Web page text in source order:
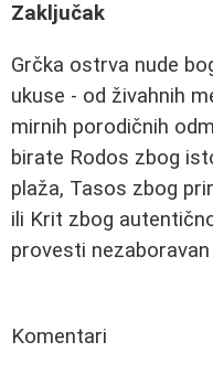
Zaključak
Grčka ostrva nude
ukuse - od živahnih
mirnih porodičnih
birate Rodos zbog
plaža, Tasos zbog
ili Krit zbog
provesti
Komentari